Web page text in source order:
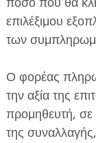
επιλέξιμου
των
Ο φορέας
την αξία της
προμηθευτή, σε
της